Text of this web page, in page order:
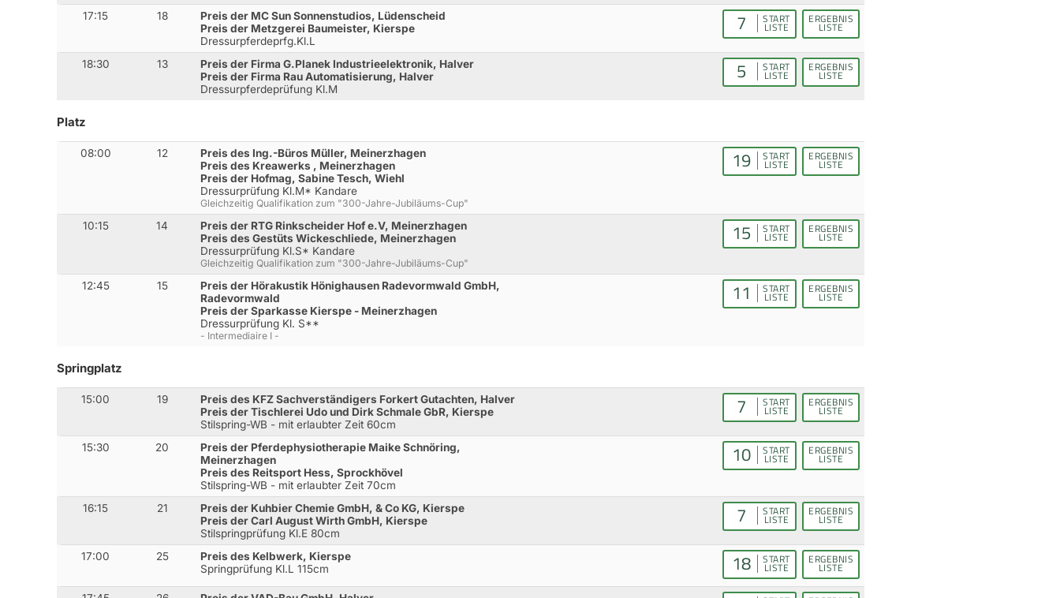
17:15 18
Preis der MC Sun Sonnenstudios, Lüdenscheid
Preis der Metzgerei Baumeister, Kierspe
Dressurpferdeprfg.Kl.L
7 START
LISTE
ERGEBNIS
LISTE
18:30 13
Preis der Firma G.Planek Industrieelektronik, Halver
Preis der Firma Rau Automatisierung, Halver
Dressurpferdeprüfung Kl.M
5 START
LISTE
ERGEBNIS
LISTE
Platz
08:00 12
Preis des Ing.-Büros Müller, Meinerzhagen
Preis des Kreawerks , Meinerzhagen
Preis der Hofmag, Sabine Tesch, Wiehl
Dressurprüfung Kl.M* Kandare
Gleichzeitig Qualifikation zum "300-Jahre-Jubiläums-Cup"
19 START
LISTE
ERGEBNIS
LISTE
10:15 14
Preis der RTG Rinkscheider Hof e.V, Meinerzhagen
Preis des Gestüts Wickeschliede, Meinerzhagen
Dressurprüfung Kl.S* Kandare
Gleichzeitig Qualifikation zum "300-Jahre-Jubiläums-Cup"
15 START
LISTE
ERGEBNIS
LISTE
12:45 15
Preis der Hörakustik Hönighausen Radevormwald GmbH,
Radevormwald
Preis der Sparkasse Kierspe - Meinerzhagen
Dressurprüfung Kl. S**
- Intermediaire I -
11 START
LISTE
ERGEBNIS
LISTE
Springplatz
15:00 19
Preis des KFZ Sachverständigers Forkert Gutachten, Halver
Preis der Tischlerei Udo und Dirk Schmale GbR, Kierspe
Stilspring-WB - mit erlaubter Zeit 60cm
7 START
LISTE
ERGEBNIS
LISTE
15:30 20
Preis der Pferdephysiotherapie Maike Schnöring,
Meinerzhagen
Preis des Reitsport Hess, Sprockhövel
Stilspring-WB - mit erlaubter Zeit 70cm
10 START
LISTE
ERGEBNIS
LISTE
16:15 21
Preis der Kuhbier Chemie GmbH, & Co KG, Kierspe
Preis der Carl August Wirth GmbH, Kierspe
Stilspringprüfung Kl.E 80cm
7 START
LISTE
ERGEBNIS
LISTE
17:00 25
Preis des Kelbwerk, Kierspe
Springprüfung Kl.L 115cm
18 START
LISTE
ERGEBNIS
LISTE